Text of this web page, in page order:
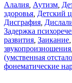
Алалия Аутизм
здоровья Детский
Дисграфия
Задержка
развития Заикание
звукопроизношения
(умственная
фонематические